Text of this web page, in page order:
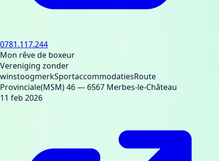
0781.117.244
Mon rêve de boxeur
Vereniging zonder
winstoogmerkSportaccommodatiesRoute
Provinciale(MSM) 46— 6567 Merbes-le-Château
11 feb 2026